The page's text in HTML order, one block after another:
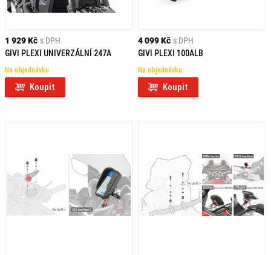
1 929 Kč s DPH
GIVI PLEXI UNIVERZÁLNÍ 247A
Na objednávku
Koupit
4 099 Kč s DPH
GIVI PLEXI 100ALB
Na objednávku
Koupit